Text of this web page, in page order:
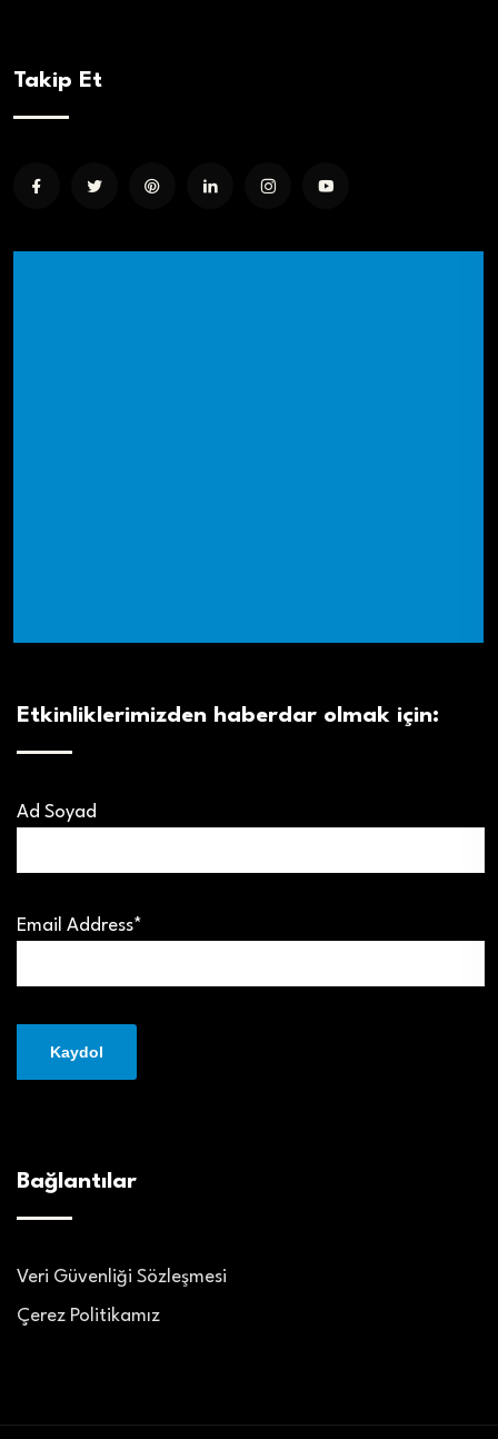
Takip Et
Etkinliklerimizden haberdar olmak için:
Ad Soyad
Email Address*
Bağlantılar
Veri Güvenliği Sözleşmesi
Çerez Politikamız